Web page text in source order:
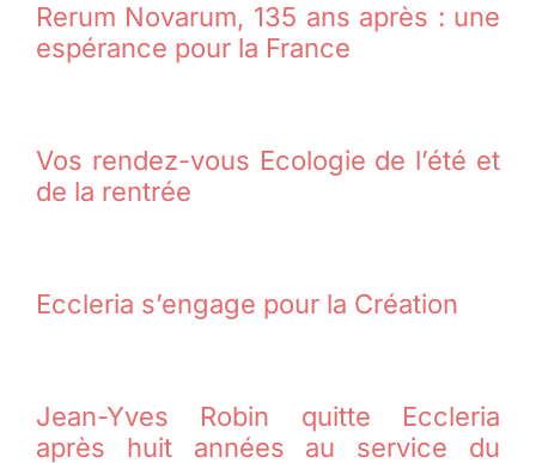
Rerum Novarum, 135 ans après : une
espérance pour la France
Vos rendez-vous Ecologie de l’été et
de la rentrée
Eccleria s’engage pour la Création
Jean-Yves Robin quitte Eccleria
après huit années au service du